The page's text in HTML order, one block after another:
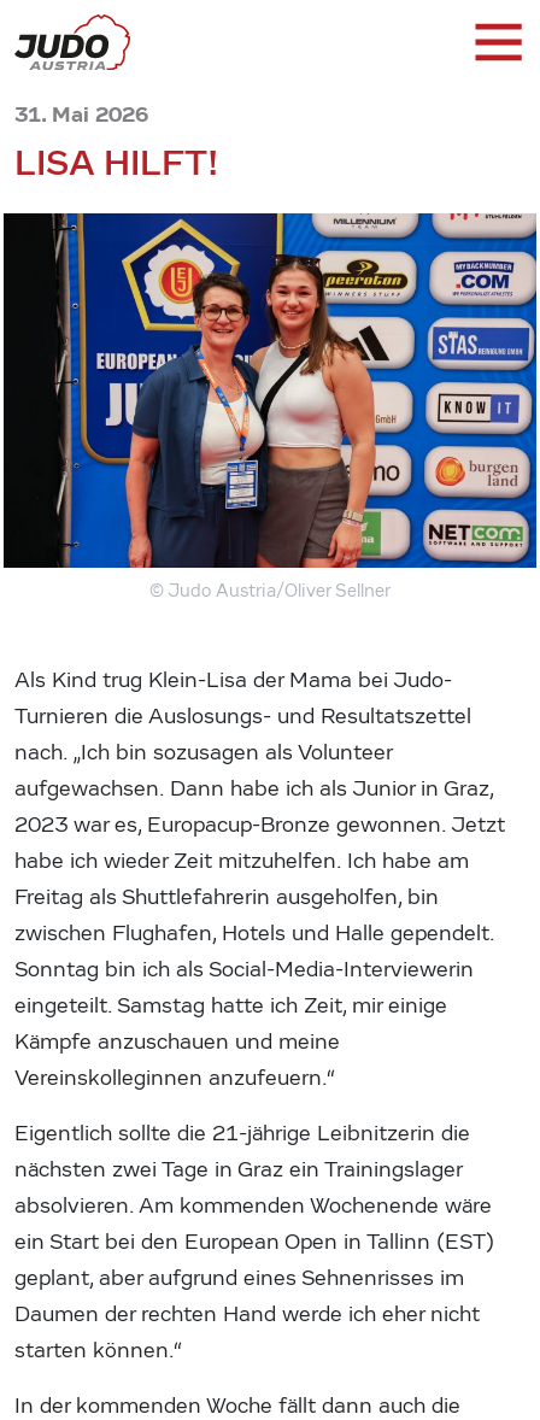
31. Mai 2026
LISA HILFT!
© Judo Austria/Oliver Sellner
Als Kind trug Klein-Lisa der Mama bei Judo-
Turnieren die Auslosungs- und Resultatszettel
nach. „Ich bin sozusagen als Volunteer
aufgewachsen. Dann habe ich als Junior in Graz,
2023 war es, Europacup-Bronze gewonnen. Jetzt
habe ich wieder Zeit mitzuhelfen. Ich habe am
Freitag als Shuttlefahrerin ausgeholfen, bin
zwischen Flughafen, Hotels und Halle gependelt.
Sonntag bin ich als Social-Media-Interviewerin
eingeteilt. Samstag hatte ich Zeit, mir einige
Kämpfe anzuschauen und meine
Vereinskolleginnen anzufeuern.“
Eigentlich sollte die 21-jährige Leibnitzerin die
nächsten zwei Tage in Graz ein Trainingslager
absolvieren. Am kommenden Wochenende wäre
ein Start bei den European Open in Tallinn (EST)
geplant, aber aufgrund eines Sehnenrisses im
Daumen der rechten Hand werde ich eher nicht
starten können.“
In der kommenden Woche fällt dann auch die